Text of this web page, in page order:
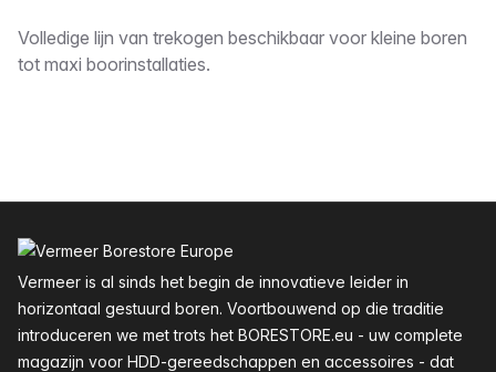
Omschrijving
Volledige lijn van trekogen beschikbaar voor kleine boren
tot maxi boorinstallaties.
Vermeer is al sinds het begin de innovatieve leider in
horizontaal gestuurd boren. Voortbouwend op die traditie
introduceren we met trots het BORESTORE.eu - uw complete
magazijn voor HDD-gereedschappen en accessoires - dat